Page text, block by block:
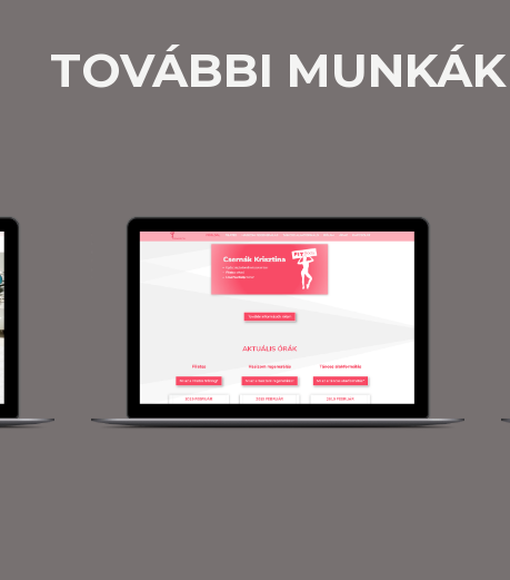
TOVÁBBI MUNKÁK